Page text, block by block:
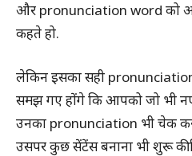
और pronunciation word को
कहते हो.
लेकिन इसका सही
समझ गए होंगे कि आपको जो भी
उनका pronunciation भी चेक
उसपर कुछ सेंटेंस बनाना भी शुरू